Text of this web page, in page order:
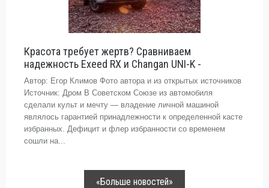
Красота требует жертв? Сравниваем
надежность Exeed RX и Changan UNI-K -
Автор: Егор Климов Фото автора и из открытых источников
Источник: Дром В Советском Союзе из автомобиля
сделали культ и мечту — владение личной машиной
являлось гарантией принадлежности к определенной касте
избранных. Дефицит и флер избранности со временем
сошли на...
«Больше новостей»